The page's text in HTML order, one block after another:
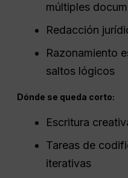
múltiples
Redacción
Razonamiento
saltos lógicos
Dónde se queda corto:
Escritura
Tareas de
iterativas